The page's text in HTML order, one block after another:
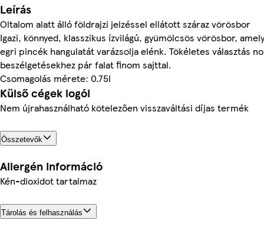
Leírás
Oltalom alatt álló földrajzi jelzéssel ellátott száraz vörösbor
Igazi, könnyed, klasszikus ízvilágú, gyümölcsös vörösbor,
egri pincék hangulatát varázsolja elénk. Tökéletes választás
beszélgetésekhez pár falat finom sajttal.
Csomagolás mérete: 0.75l
Külső cégek logói
Nem újrahasználható kötelezően visszaváltási díjas termék
Összetevők
Allergén információ
Kén-dioxidot tartalmaz
Tárolás és felhasználás